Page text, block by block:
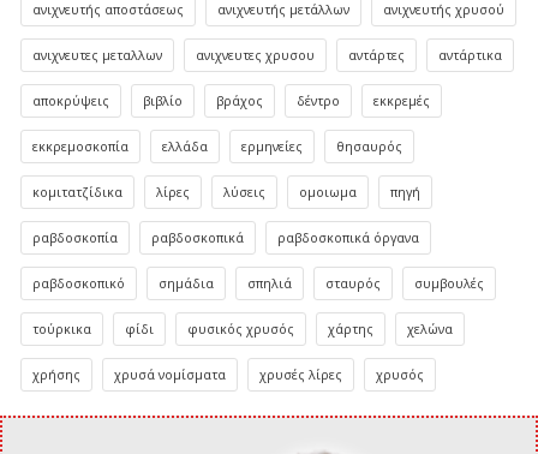
ανιχνευτής αποστάσεως ανιχνευτής μετάλλων ανιχνευτής χρυσού
ανιχνευτες μεταλλων ανιχνευτες χρυσου αντάρτες αντάρτικα
αποκρύψεις βιβλίο βράχος δέντρο εκκρεμές
εκκρεμοσκοπία ελλάδα ερμηνείες θησαυρός
κομιτατζίδικα λίρες λύσεις ομοιωμα πηγή
ραβδοσκοπία ραβδοσκοπικά ραβδοσκοπικά όργανα
ραβδοσκοπικό σημάδια σπηλιά σταυρός συμβουλές
τούρκικα φίδι φυσικός χρυσός χάρτης χελώνα
χρήσης χρυσά νομίσματα χρυσές λίρες χρυσός